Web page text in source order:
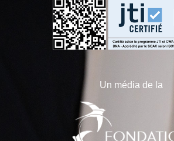
Un média de la